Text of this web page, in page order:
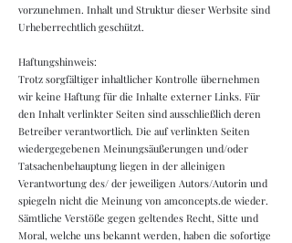
vorzunehmen. Inhalt und Struktur dieser Werbsite sind
Urheberrechtlich geschützt.
Haftungshinweis:
Trotz sorgfältiger inhaltlicher Kontrolle übernehmen
wir keine Haftung für die Inhalte externer Links. Für
den Inhalt verlinkter Seiten sind ausschließlich deren
Betreiber verantwortlich. Die auf verlinkten Seiten
wiedergegebenen Meinungsäußerungen und/oder
Tatsachenbehauptung liegen in der alleinigen
Verantwortung des/ der jeweiligen Autors/Autorin und
spiegeln nicht die Meinung von amconcepts.de wieder.
Sämtliche Verstöße gegen geltendes Recht, Sitte und
Moral, welche uns bekannt werden, haben die sofortige